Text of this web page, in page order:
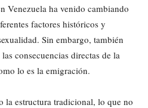
Venezuela ha venido cambiando
factores históricos y
Sin embargo, también
consecuencias directas de la
lo es la emigración.
la estructura tradicional, lo que no